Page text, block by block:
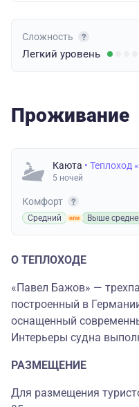
Сложность
Легкий уровень
Проживание
Каюта • Теплоход
5 ночей
Комфорт
Средний Выше
О ТЕПЛОХОДЕ
«Павел Бажов» —
построенный в
оснащенный
Интерьеры судна
РАЗМЕЩЕНИЕ
Для размещения